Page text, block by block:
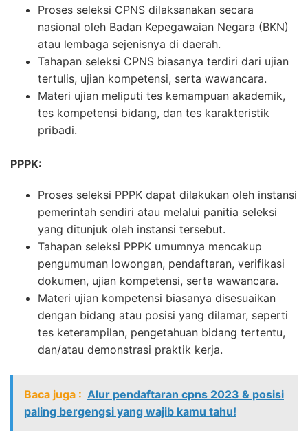
FOR:
Proses seleksi CPNS dilaksanakan secara
nasional oleh Badan Kepegawaian Negara (BKN)
atau lembaga sejenisnya di daerah.
Tahapan seleksi CPNS biasanya terdiri dari ujian
tertulis, ujian kompetensi, serta wawancara.
Materi ujian meliputi tes kemampuan akademik,
tes kompetensi bidang, dan tes karakteristik
pribadi.
PPPK:
Proses seleksi PPPK dapat dilakukan oleh instansi
pemerintah sendiri atau melalui panitia seleksi
yang ditunjuk oleh instansi tersebut.
Tahapan seleksi PPPK umumnya mencakup
pengumuman lowongan, pendaftaran, verifikasi
dokumen, ujian kompetensi, serta wawancara.
Materi ujian kompetensi biasanya disesuaikan
dengan bidang atau posisi yang dilamar, seperti
tes keterampilan, pengetahuan bidang tertentu,
dan/atau demonstrasi praktik kerja.
Baca juga : Alur pendaftaran cpns 2023 & posisi
paling bergengsi yang wajib kamu tahu!